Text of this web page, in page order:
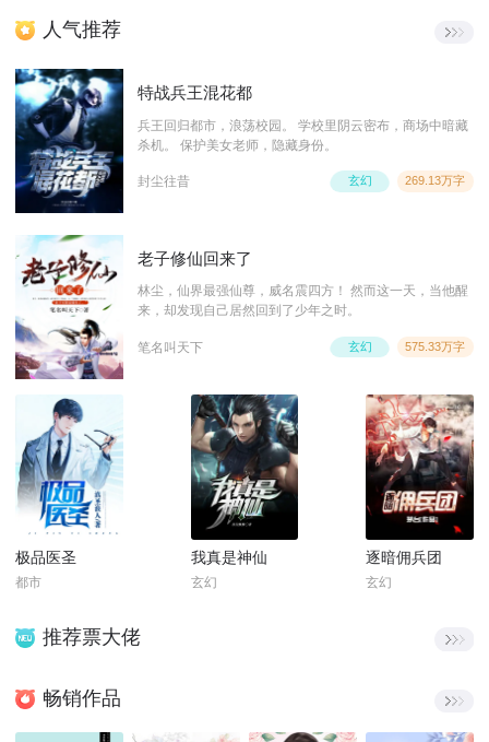
人气推荐
特战兵王混花都
兵王回归都市，浪荡校园。 学校里阴云密布，商场中暗藏
杀机。 保护美女老师，隐藏身份。
封尘往昔 269.13万字
玄幻
老子修仙回来了
林尘，仙界最强仙尊，威名震四方！ 然而这一天，当他醒
来，却发现自己居然回到了少年之时。
笔名叫天下 575.33万字
玄幻
极品医圣
都市
我真是神仙
玄幻
逐暗佣兵团
玄幻
推荐票大佬
畅销作品